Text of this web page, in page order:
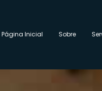
Página Inicial Sobre